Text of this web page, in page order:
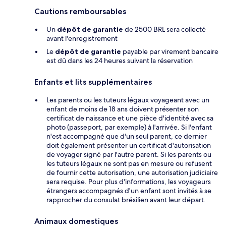
Cautions remboursables
Un dépôt de garantie de 2500 BRL sera collecté
avant l'enregistrement
Le dépôt de garantie payable par virement bancaire
est dû dans les 24 heures suivant la réservation
Enfants et lits supplémentaires
Les parents ou les tuteurs légaux voyageant avec un
enfant de moins de 18 ans doivent présenter son
certificat de naissance et une pièce d'identité avec sa
photo (passeport, par exemple) à l'arrivée. Si l'enfant
n'est accompagné que d'un seul parent, ce dernier
doit également présenter un certificat d'autorisation
de voyager signé par l'autre parent. Si les parents ou
les tuteurs légaux ne sont pas en mesure ou refusent
de fournir cette autorisation, une autorisation judiciaire
sera requise. Pour plus d'informations, les voyageurs
étrangers accompagnés d'un enfant sont invités à se
rapprocher du consulat brésilien avant leur départ.
Animaux domestiques